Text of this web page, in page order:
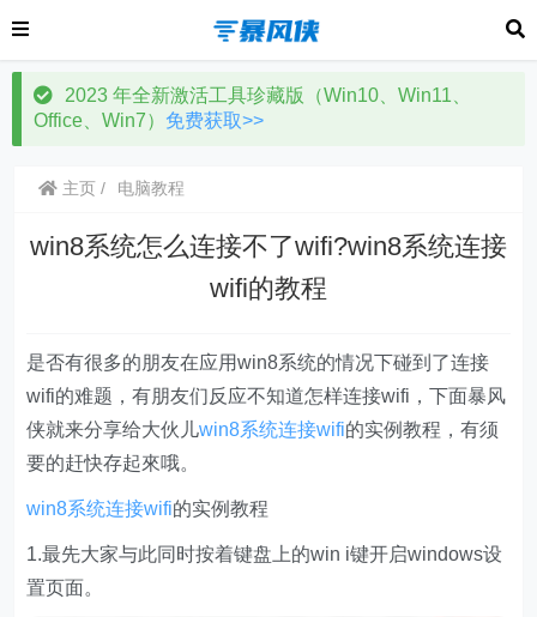
2023 年全新激活工具珍藏版（Win10、Win11、
Office、Win7） 免费获取>>
主页 电脑教程
win8系统怎么连接不了wifi?win8系统连接
wifi的教程
是否有很多的朋友在应用win8系统的情况下碰到了连接
wifi的难题，有朋友们反应不知道怎样连接wifi，下面暴风
侠就来分享给大伙儿win8系统连接wifi的实例教程，有须
要的赶快存起來哦。
win8系统连接wifi的实例教程
1.最先大家与此同时按着键盘上的win i键开启windows设
置页面。